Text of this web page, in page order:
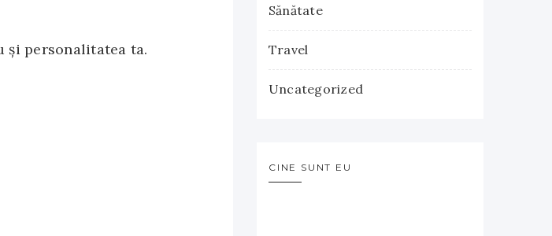
și personalitatea ta.
Sănătate
Travel
Uncategorized
CINE SUNT EU